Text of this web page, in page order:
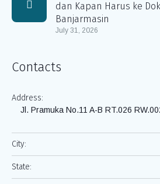
dan Kapan Harus ke
Banjarmasin
July 31, 2026
Contacts
Address:
Jl. Pramuka No.11 A-B RT.026
City:
State: